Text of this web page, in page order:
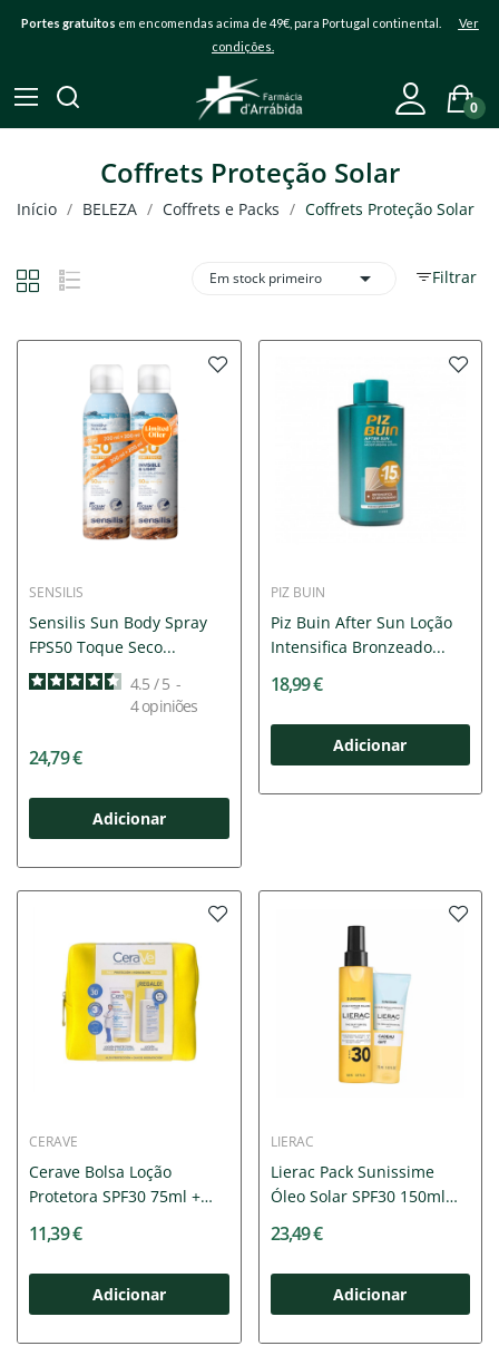
Portes gratuitos em encomendas acima de 49€, para Portugal continental. Ver
condições.
0
Coffrets Proteção Solar
Início BELEZA Coffrets e Packs Coffrets Proteção Solar
Filtrar
Em stock primeiro 
SENSILIS
Sensilis Sun Body Spray
FPS50 Toque Seco...
4.5 / 5 -
4opiniões
24,79 €
Adicionar
PIZ BUIN
Piz Buin After Sun Loção
Intensifica Bronzeado...
18,99 €
Adicionar
CERAVE
Cerave Bolsa Loção
Protetora SPF30 75ml +
11,39 €
Adicionar
LIERAC
Lierac Pack Sunissime
Óleo Solar SPF30 150ml
23,49 €
Adicionar